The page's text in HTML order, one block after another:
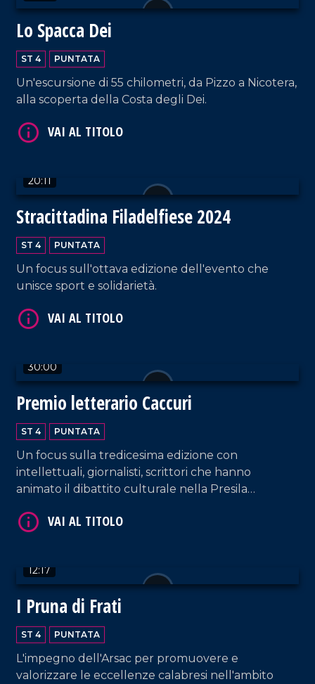
Lo Spacca Dei
ST 4 PUNTATA
Un'escursione di 55 chilometri, da Pizzo a Nicotera,
alla scoperta della Costa degli Dei.
20:11
Stracittadina Filadelfiese 2024
ST 4 PUNTATA
Un focus sull'ottava edizione dell'evento che
unisce sport e solidarietà.
30:00
Premio letterario Caccuri
ST 4 PUNTATA
Un focus sulla tredicesima edizione con
intellettuali, giornalisti, scrittori che hanno
animato il dibattito culturale nella Presila
12:17
I Pruna di Frati
ST 4 PUNTATA
L'impegno dell'Arsac per promuovere e
valorizzare le eccellenze calabresi nell'ambito
VAI AL TITOLO